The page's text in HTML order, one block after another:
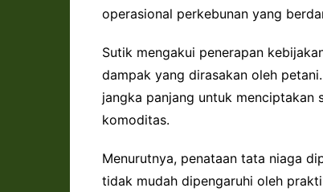
operasional perkebunan yang
Sutik mengakui penerapan
dampak yang dirasakan oleh
jangka panjang untuk menciptakan
komoditas.
Menurutnya, penataan tata niaga
tidak mudah dipengaruhi oleh